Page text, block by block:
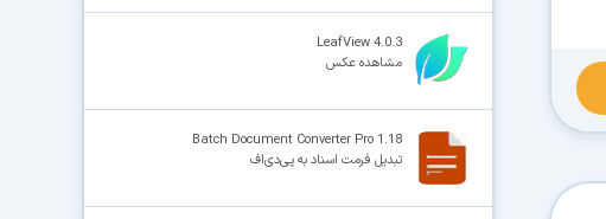
LeafView 4.0.3
مشاهده عکس
Batch Document Converter Pro 1.18
تبدیل فرمت اسناد به پی‌دی‌اف